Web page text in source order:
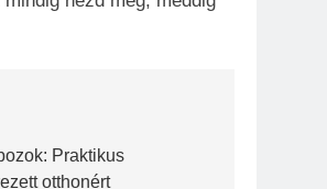
Praktikus
otthonért